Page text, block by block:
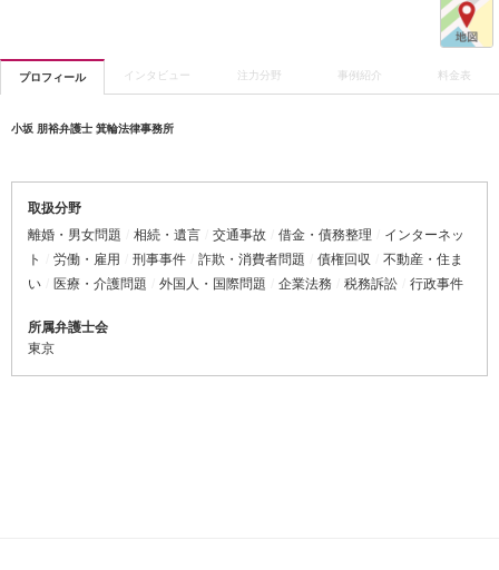
プロフィール インタビュー 注力分野 事例紹介 料金表
小坂 朋裕弁護士 箕輪法律事務所
取扱分野
離婚・男女問題
相続・遺言 交通事故 借金・債務整理
インターネッ
ト
労働・雇用 刑事事件 詐欺・消費者問題 債権回収
不動産・住ま
い
医療・介護問題 外国人・国際問題 企業法務 税務訴訟 行政事件
所属弁護士会
東京